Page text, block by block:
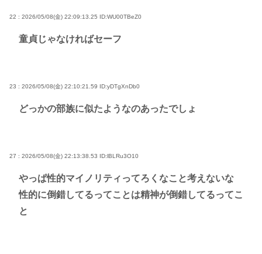
22 : 2026/05/08(金) 22:09:13.25 ID:WU00TBeZ0
童貞じゃなければセーフ
23 : 2026/05/08(金) 22:10:21.59 ID:yDTgXnDb0
どっかの部族に似たようなのあったでしょ
27 : 2026/05/08(金) 22:13:38.53 ID:lBLRu3O10
やっぱ性的マイノリティってろくなこと考えないな
性的に倒錯してるってことは精神が倒錯してるってこ
と